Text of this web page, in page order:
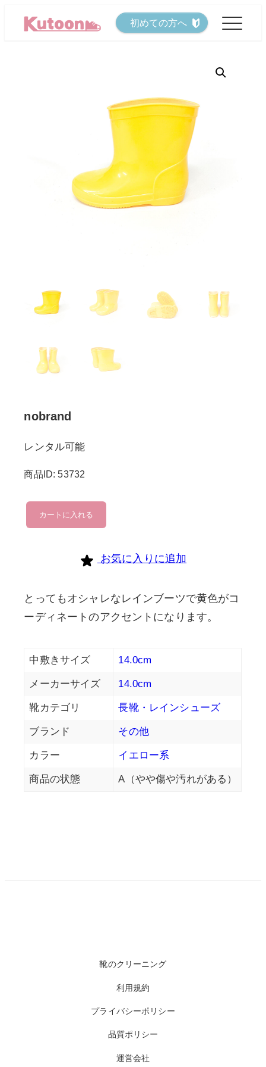
初めての方へ
nobrand
レンタル可能
商品ID: 53732
nobrand
個
カートに入れる
お気に入りに追加
とってもオシャレなレインブーツで黄色がコ
ーディネートのアクセントになります。
中敷きサイズ 14.0cm
メーカーサイズ 14.0cm
靴カテゴリ 長靴・レインシューズ
ブランド その他
カラー イエロー系
商品の状態 A（やや傷や汚れがある）
靴のクリーニング
利用規約
プライバシーポリシー
品質ポリシー
運営会社